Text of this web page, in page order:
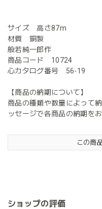
サイズ 高さ87m
材質 銅製
般若純一郎作
商品コード 10724
心カタログ番号 56-19
【商品の納期について】
商品の種類や数量によって
ッセージで各商品の納期を
この商
ショップの評価